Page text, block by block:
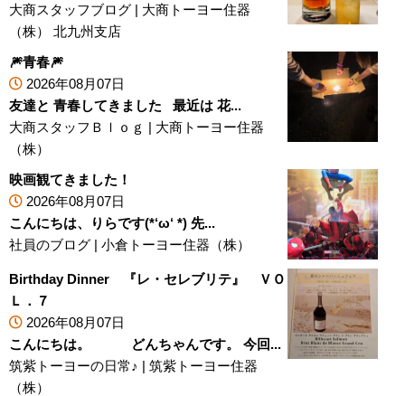
大商スタッフブログ | 大商トーヨー住器
（株） 北九州支店
🎆青春🎆
2026年08月07日
友達と 青春してきました 最近は 花...
大商スタッフＢｌｏｇ | 大商トーヨー住器
（株）
映画観てきました！
2026年08月07日
こんにちは、りらです(*‘ω‘ *) 先...
社員のブログ | 小倉トーヨー住器（株）
Birthday Dinner 『レ・セレブリテ』 ＶＯ
Ｌ．７
2026年08月07日
こんにちは。 どんちゃんです。 今回...
筑紫トーヨーの日常♪ | 筑紫トーヨー住器
（株）